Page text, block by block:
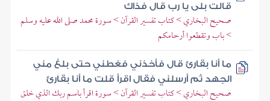
قالت بلى يا رب قال فذاك
صحيح البخاري > كتاب تفسير القرآن > سورة محمد صلى الله عليه وسلم
> باب وتقطعوا أرحامكم
ما أنا بقارئ قال فأخذني فغطني حتى بلغ مني
الجهد ثم أرسلني فقال اقرأ قلت ما أنا بقارئ
صحيح البخاري > كتاب تفسير القرآن > سورة اقرأ باسم ربك الذي خلق